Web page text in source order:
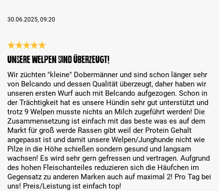
30.06.2025, 09:20
Bewertung mit 5 von 5 Sternen
Unsere Welpen sind überzeugt!
Wir züchten "kleine" Dobermänner und sind schon länger sehr
von Belcando und dessen Qualität überzeugt, daher haben wir
unseren ersten Wurf auch mit Belcando aufgezogen. Schon in
der Trächtigkeit hat es unsere Hündin sehr gut unterstützt und
trotz 9 Welpen musste nichts an Milch zugeführt werden! Die
Zusammensetzung ist einfach mit das beste was es auf dem
Markt für groß werde Rassen gibt weil der Protein Gehalt
angepasst ist und damit unsere Welpen/Junghunde nicht wie
Pilze in die Höhe schießen sondern gesund und langsam
wachsen! Es wird sehr gern gefressen und vertragen. Aufgrund
des hohen Fleischanteiles reduzieren sich die Häufchen im
Gegensatz zu anderen Marken auch auf maximal 2! Pro Tag bei
uns! Preis/Leistung ist einfach top!